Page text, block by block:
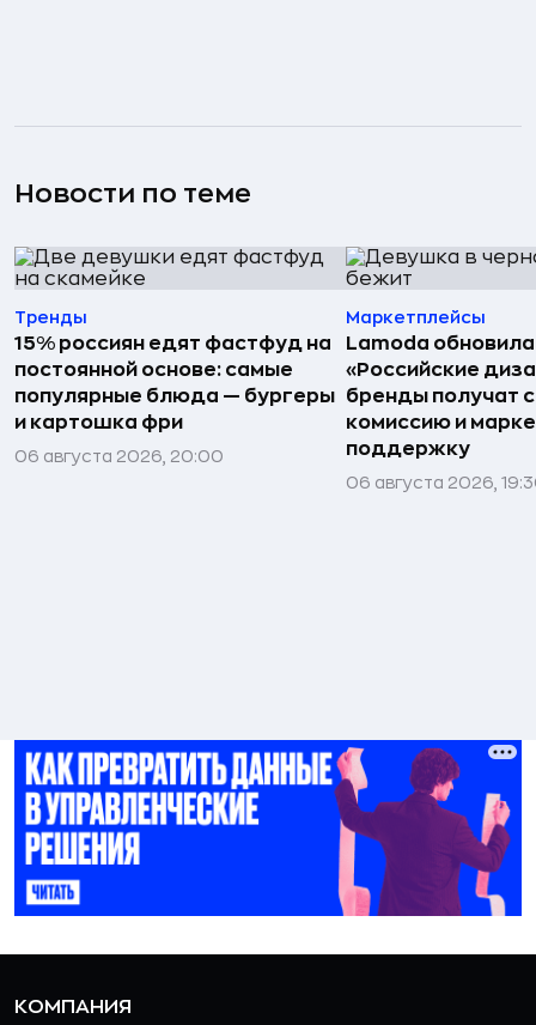
Новости по теме
Тренды
15% россиян едят фастфуд на
постоянной основе: самые
популярные блюда — бургеры
и картошка фри
06 августа 2026, 20:00
Маркетплейсы
Lamoda
«Российские
бренды получат
комиссию и
поддержку
06 августа 2026,
КОМПАНИЯ